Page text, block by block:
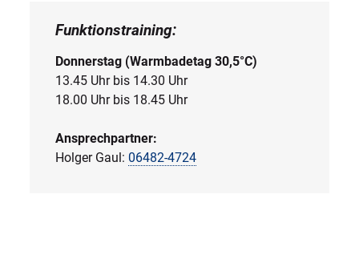
Funktionstraining:
Donnerstag (Warmbadetag 30,5°C)
13.45 Uhr bis 14.30 Uhr
18.00 Uhr bis 18.45 Uhr
Ansprechpartner:
Holger Gaul: 06482-4724